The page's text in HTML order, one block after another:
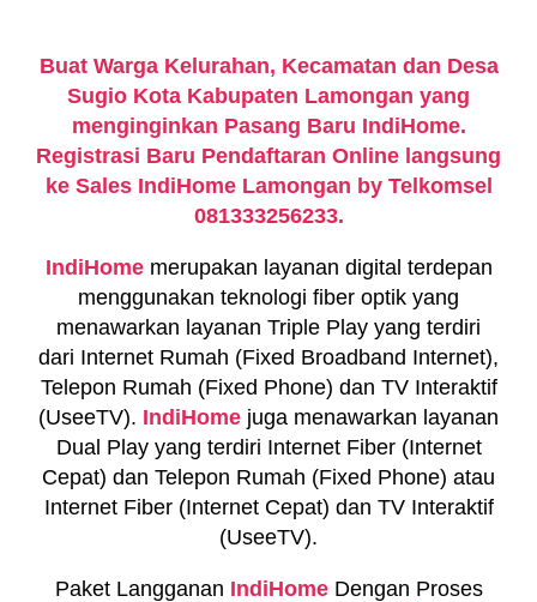
Buat Warga Kelurahan, Kecamatan dan Desa
Sugio Kota Kabupaten Lamongan yang
menginginkan Pasang Baru IndiHome.
Registrasi Baru Pendaftaran Online langsung
ke Sales IndiHome Lamongan by Telkomsel
081333256233.
IndiHomemerupakan layanan digital terdepan
menggunakan teknologi fiber optik yang
menawarkan layanan Triple Play yang terdiri
dari Internet Rumah (Fixed Broadband Internet),
Telepon Rumah (Fixed Phone) dan TV Interaktif
(UseeTV). IndiHome juga menawarkan layanan
Dual Play yang terdiri Internet Fiber (Internet
Cepat) dan Telepon Rumah (Fixed Phone) atau
Internet Fiber (Internet Cepat) dan TV Interaktif
(UseeTV).
Paket Langganan IndiHomeDengan Proses